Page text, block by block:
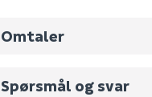
Omtaler
Spørsmål og svar